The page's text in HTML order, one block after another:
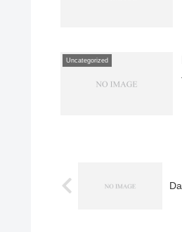
Uncategorized